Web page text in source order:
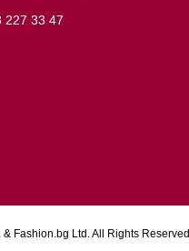
227 33 47
Fashion.bg Ltd. All Rights Reserved